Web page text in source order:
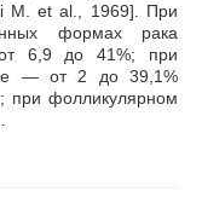
M. et al., 1969]. При
формах рака
6,9 до 41%; при
— от 2 до 39,1%
при фолликулярном